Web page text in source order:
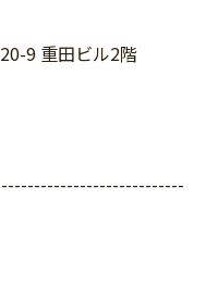
9 重田ビル2階